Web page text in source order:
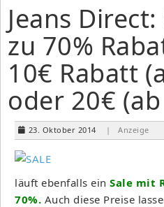
Jeans
zu 70%
10€ Rabatt
oder 20€
23. Oktober 2014 | Anzeige
läuft ebenfalls ein Sale mit
70%. Auch diese Preise